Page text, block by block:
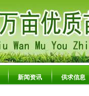
新闻资讯 供求信息